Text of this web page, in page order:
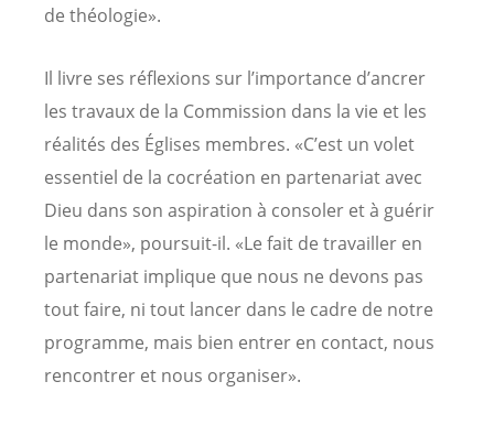
de théologie».
Il livre ses réflexions sur l’importance d’ancrer
les travaux de la Commission dans la vie et les
réalités des Églises membres. «C’est un volet
essentiel de la cocréation en partenariat avec
Dieu dans son aspiration à consoler et à guérir
le monde», poursuit-il. «Le fait de travailler en
partenariat implique que nous ne devons pas
tout faire, ni tout lancer dans le cadre de notre
programme, mais bien entrer en contact, nous
rencontrer et nous organiser».